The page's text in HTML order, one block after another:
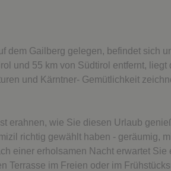
dem Gailberg gelegen, befindet sich
und 55 km von Südtirol entfernt, liegt
und Kärntner- Gemütlichkeit
erahnen, wie Sie diesen Urlaub
richtig gewählt haben - geräumig,
einer erholsamen Nacht erwartet Sie
Terrasse im Freien oder im